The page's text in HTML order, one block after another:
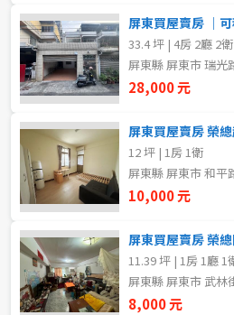
屏東縣
台東縣
花蓮縣
金門連江
樓層
不拘
1樓
3樓
21樓以上
33.4 坪 | 4房 2廳 2衛
屏東縣 屏東市 瑞光
28,000 元
屏東買屋賣房 榮
12 坪 | 1房 1衛
屏東縣 屏東市 和平
10,000 元
屏東買屋賣房 榮
11.39 坪 | 1房 1廳 1
屏東縣 屏東市 武林
8,000 元